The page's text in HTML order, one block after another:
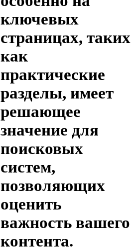
ключевых
страницах, таких
как
практические
разделы, имеет
решающее
значение для
поисковых
систем,
позволяющих
оценить
важность вашего
контента.